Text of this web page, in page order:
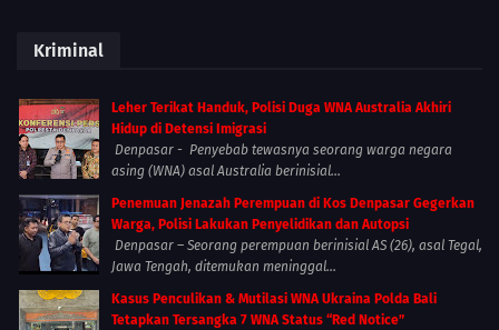
Kriminal
Leher Terikat Handuk, Polisi Duga WNA Australia Akhiri
Hidup di Detensi Imigrasi
Denpasar - Penyebab tewasnya seorang warga negara
asing (WNA) asal Australia berinisial...
Penemuan Jenazah Perempuan di Kos Denpasar Gegerkan
Warga, Polisi Lakukan Penyelidikan dan Autopsi
Denpasar – Seorang perempuan berinisial AS (26), asal Tegal,
Jawa Tengah, ditemukan meninggal...
Kasus Penculikan & Mutilasi WNA Ukraina Polda Bali
Tetapkan Tersangka 7 WNA Status “Red Notice”